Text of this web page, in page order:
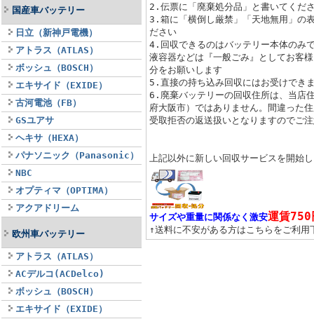
国産車バッテリー
日立（新神戸電機）
アトラス（ATLAS）
ボッシュ（BOSCH）
エキサイド（EXIDE）
古河電池（FB）
GSユアサ
ヘキサ（HEXA）
パナソニック（Panasonic）
NBC
オプティマ（OPTIMA）
アクアドリーム
欧州車バッテリー
アトラス（ATLAS）
ACデルコ(ACDelco)
ボッシュ（BOSCH）
エキサイド（EXIDE）
2.伝票に「廃棄処分品」と書いてくだ
3.箱に「横倒し厳禁」「天地無用」の
ださい
4.回収できるのはバッテリー本体のみ
液容器などは『一般ごみ』としてお客
分をお願いします
5.直接の持ち込み回収にはお受けでき
6.廃棄バッテリーの回収住所は、当店
府大阪市）ではありません。間違った
受取拒否の返送扱いとなりますのでご
上記以外に新しい回収サービスを開始
サイズや重量に関係なく激安運賃750
↑送料に不安がある方はこちらをご利用